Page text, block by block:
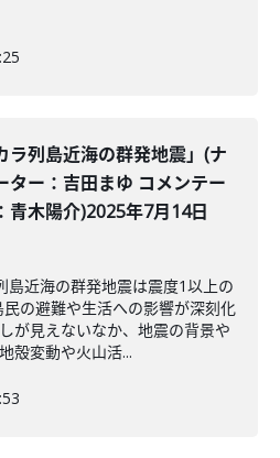
ラ列島近海の群発地震」(ナ
ター：吉田まゆ コメンテー
青木陽介)2025年7月14日
島近海の群発地震は震度1以上の
の避難や生活への影響が深刻化
が見えないなか、地震の背景や
殻変動や火山活...